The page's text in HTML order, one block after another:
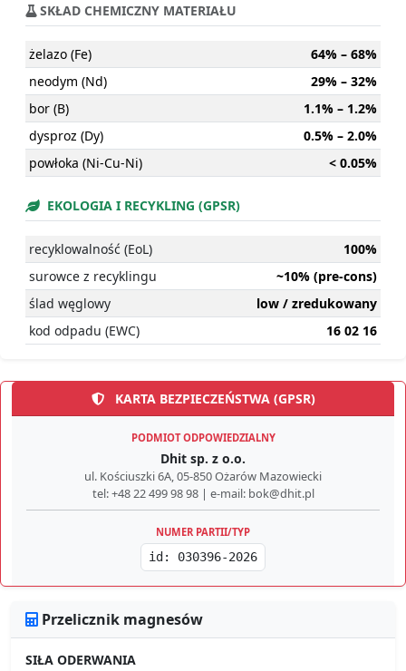
SKŁAD CHEMICZNY MATERIAŁU
żelazo (Fe)
64% – 68%
neodym (Nd)
29% – 32%
bor (B)
1.1% – 1.2%
dysproz (Dy)
0.5% – 2.0%
powłoka (Ni-Cu-Ni)
< 0.05%
EKOLOGIA I RECYKLING (GPSR)
recyklowalność (EoL)
100%
surowce z recyklingu
~10% (pre-cons)
ślad węglowy
low / zredukowany
kod odpadu (EWC)
16 02 16
KARTA BEZPIECZEŃSTWA (GPSR)
PODMIOT ODPOWIEDZIALNY
Dhit sp. z o.o.
ul. Kościuszki 6A, 05-850 Ożarów Mazowiecki
tel: +48 22 499 98 98 | e-mail: bok@dhit.pl
NUMER PARTII/TYP
id: 030396-2026
Przelicznik magnesów
SIŁA ODERWANIA